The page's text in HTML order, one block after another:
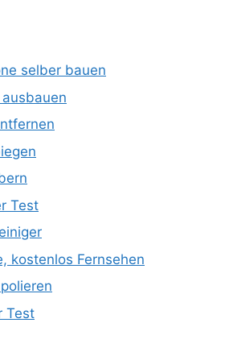
selber bauen
Test
kostenlos Fernsehen
Test